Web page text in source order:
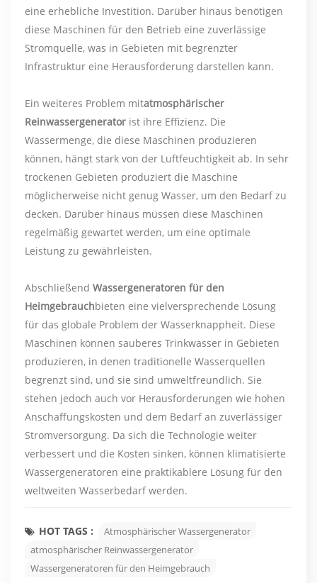
eine erhebliche Investition. Darüber hinaus benötigen
diese Maschinen für den Betrieb eine zuverlässige
Stromquelle, was in Gebieten mit begrenzter
Infrastruktur eine Herausforderung darstellen kann.
Ein weiteres Problem mitatmosphärischer
Reinwassergenerator ist ihre Effizienz. Die
Wassermenge, die diese Maschinen produzieren
können, hängt stark von der Luftfeuchtigkeit ab. In sehr
trockenen Gebieten produziert die Maschine
möglicherweise nicht genug Wasser, um den Bedarf zu
decken. Darüber hinaus müssen diese Maschinen
regelmäßig gewartet werden, um eine optimale
Leistung zu gewährleisten.
Abschließend Wassergeneratoren für den
Heimgebrauchbieten eine vielversprechende Lösung
für das globale Problem der Wasserknappheit. Diese
Maschinen können sauberes Trinkwasser in Gebieten
produzieren, in denen traditionelle Wasserquellen
begrenzt sind, und sie sind umweltfreundlich. Sie
stehen jedoch auch vor Herausforderungen wie hohen
Anschaffungskosten und dem Bedarf an zuverlässiger
Stromversorgung. Da sich die Technologie weiter
verbessert und die Kosten sinken, können klimatisierte
Wassergeneratoren eine praktikablere Lösung für den
weltweiten Wasserbedarf werden.
HOT TAGS :
Atmosphärischer Wassergenerator
atmosphärischer Reinwassergenerator
Wassergeneratoren für den Heimgebrauch